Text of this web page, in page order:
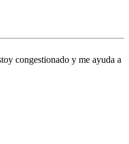
congestionado y me ayuda a